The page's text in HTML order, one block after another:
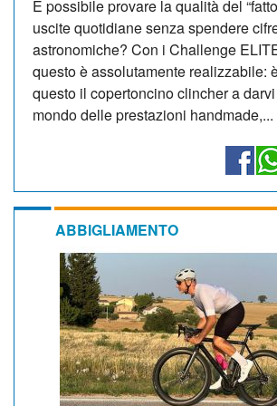
È possibile provare la qualità del
uscite quotidiane senza spendere
astronomiche? Con i Challenge
questo è assolutamente realizzabile:
questo il copertoncino clincher a
mondo delle prestazioni handmade,...
ABBIGLIAMENTO